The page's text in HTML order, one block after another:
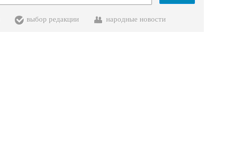
выбор редакции народные новости